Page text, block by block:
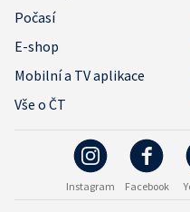
Počasí
E-shop
Mobilní a TV aplikace
Vše o ČT
Instagram Facebook